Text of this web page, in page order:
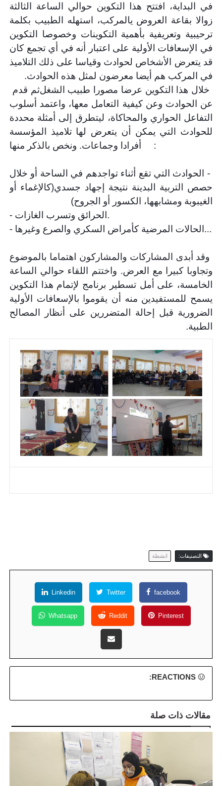
في البداية، افتتح هذا التكوين حوالي الساعة الثالثة
زوالا بقاعة العروض يالمركب، استهله الطبيب بكلمة
ترحيبية وتعريفية بأهمية التكوينات وخصوصا التكوين
في الإسعافات الأولية على اعتبار أنه في أي تجمع كان
قد يتعرض الأشخاص لحوادث وقياسا على ذلك التلاميذ
في المركب هم أيضا معرضون لمثل هذه الحوادث.
ثم قدمطبيب الشغل
خلال هذا التكوين عرضا مصورا
عن الحوادث وعن كيفية التعامل معها، واعتمد أسلوب
التفاعل الحواري والمحاكاة، ليتطرق إلى أمثلة محددة
للحوادث التي يمكن أن يتعرض لها تلاميذ المؤسسة
أفرادا وجماعات. ونخص بالذكر منها
:
-
الحوادث التي تقع أثناء تواجدهم في الساحة أو خلال
حصص التربية البدينة نتيجة إجهاد جسدي(كالإغماء أو
الغيبوبة ومشابهها، الكسور أو الجروح)
- الحرائق وتسرب الغازات .
- الحالات المرضية كأمراض السكري والصرع وغيرها ...
وقد أبدى المشاركات والمشاركون اهتماما بالموضوع
وتجاوبا كبيرا مع العرض. واختتم اللقاء حوالي الساعة
الخامسة، على أمل تسطير برنامج لإتمام هذا التكوين
يسمح للمستفيدين منه أن يقوموا بالإسعافات الأولية
الضرورية قبل إحالة المتضررين على أنظار المصالح
الطبية.
التصنيفات: انشطة
facebook
Twitter
Linkedin
Pinterest
Reddit
Whatsapp
REACTIONS:
مقالات ذات صلة